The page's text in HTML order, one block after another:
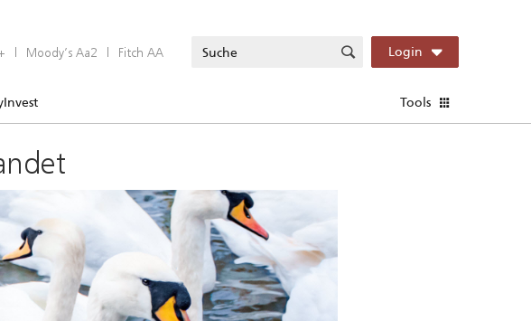
| Moody’s Aa2 | Fitch AA Login
Tools